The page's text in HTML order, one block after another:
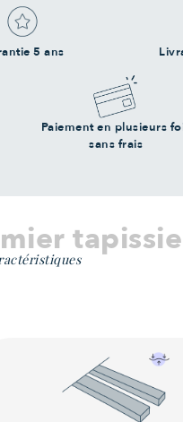
5 ans
Paiement en plusieurs
sans frais